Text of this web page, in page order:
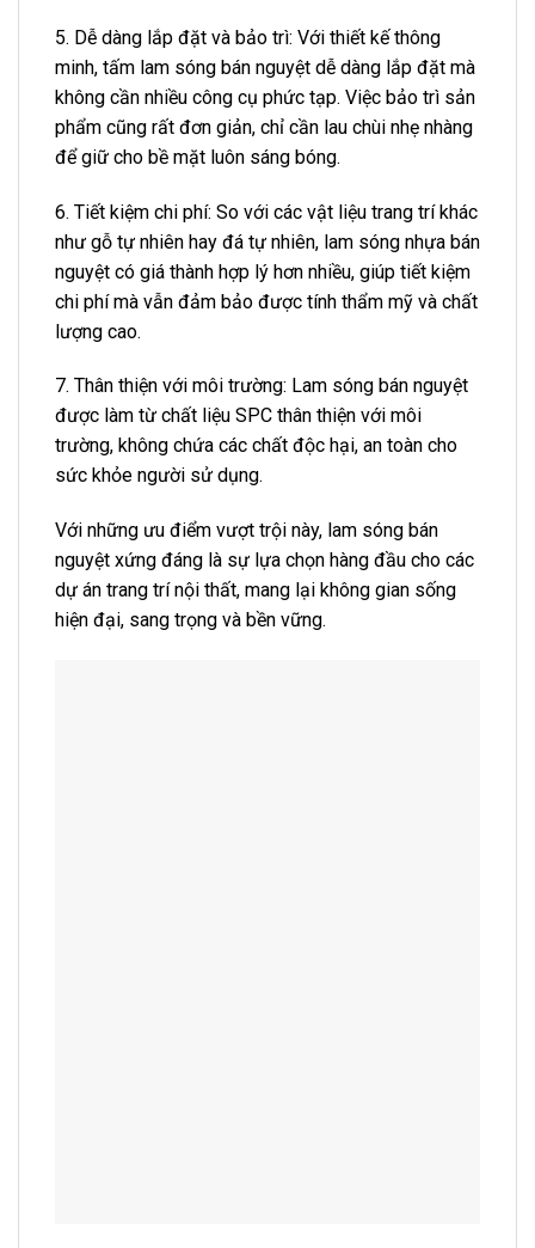
5. Dễ dàng lắp đặt và bảo trì: Với thiết kế thông
minh, tấm lam sóng bán nguyệt dễ dàng lắp đặt mà
không cần nhiều công cụ phức tạp. Việc bảo trì sản
phẩm cũng rất đơn giản, chỉ cần lau chùi nhẹ nhàng
để giữ cho bề mặt luôn sáng bóng.
6. Tiết kiệm chi phí: So với các vật liệu trang trí khác
như gỗ tự nhiên hay đá tự nhiên, lam sóng nhựa bán
nguyệt có giá thành hợp lý hơn nhiều, giúp tiết kiệm
chi phí mà vẫn đảm bảo được tính thẩm mỹ và chất
lượng cao.
7. Thân thiện với môi trường: Lam sóng bán nguyệt
được làm từ chất liệu SPC thân thiện với môi
trường, không chứa các chất độc hại, an toàn cho
sức khỏe người sử dụng.
Với những ưu điểm vượt trội này, lam sóng bán
nguyệt xứng đáng là sự lựa chọn hàng đầu cho các
dự án trang trí nội thất, mang lại không gian sống
hiện đại, sang trọng và bền vững.